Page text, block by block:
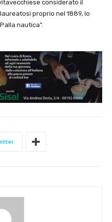
considerato il
proprio nel 1889, lo
nautica”.